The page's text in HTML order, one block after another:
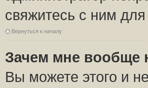
свяжитесь с ним
Вернуться к началу
Зачем мне вообще
Вы можете этого и